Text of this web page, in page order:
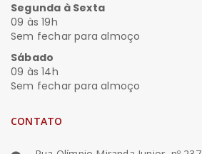
Segunda à Sexta
09 às 19h
Sem fechar para almoço
Sábado
09 às 14h
Sem fechar para almoço
CONTATO